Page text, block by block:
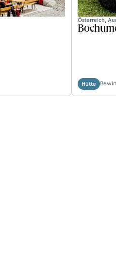
Österreich,
Hütte